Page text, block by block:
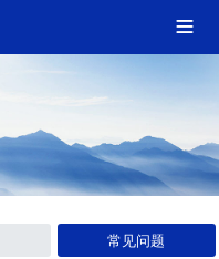

常见问题